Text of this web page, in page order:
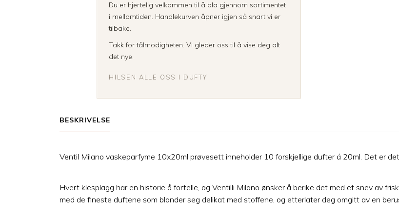
Du er hjertelig velkommen til å bla gjennom sortimentet
i mellomtiden. Handlekurven åpner igjen så snart vi er
tilbake.
Takk for tålmodigheten. Vi gleder oss til å vise deg alt
det nye.
HILSEN ALLE OSS I DUFTY
BESKRIVELSE
Ventil Milano vaskeparfyme 10x20ml prøvesett inneholder 10 forskjellige dufter á 20ml. Det er
Hvert klesplagg har en historie å fortelle, og Ventilli Milano ønsker å berike det med et snev av
med de fineste duftene som blander seg delikat med stoffene, og etterlater deg omgitt av en